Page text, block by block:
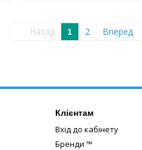
Назад 1 2 Вперед
Клієнтам
Вхід до кабінету
Бренди ™️